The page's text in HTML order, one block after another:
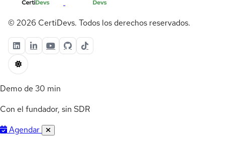
© 2026 CertiDevs. Todos los derechos reservados.
Demo de 30 min
Con el fundador, sin SDR
Agendar